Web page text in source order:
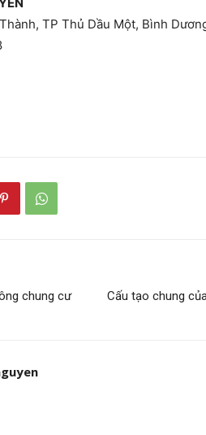
TP Thủ Dầu Một, Bình
chung cư Cấu tạo chung